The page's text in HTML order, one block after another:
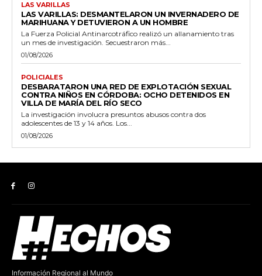
LAS VARILLAS
LAS VARILLAS: DESMANTELARON UN INVERNADERO DE
MARIHUANA Y DETUVIERON A UN HOMBRE
La Fuerza Policial Antinarcotráfico realizó un allanamiento tras
un mes de investigación. Secuestraron más...
01/08/2026
POLICIALES
DESBARATARON UNA RED DE EXPLOTACIÓN SEXUAL
CONTRA NIÑOS EN CÓRDOBA: OCHO DETENIDOS EN
VILLA DE MARÍA DEL RÍO SECO
La investigación involucra presuntos abusos contra dos
adolescentes de 13 y 14 años. Los...
01/08/2026
Información Regional al Mundo